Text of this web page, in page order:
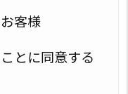
客様
とに同意する